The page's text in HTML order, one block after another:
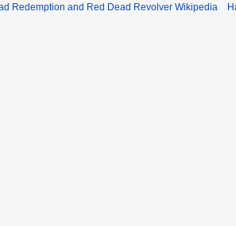
Redemption and Red Dead Revolver Wikipedia